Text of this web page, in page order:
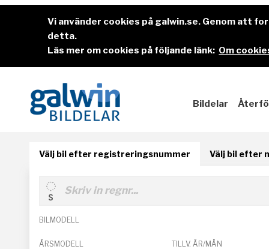
Vi använder cookies på galwin.se. Genom att
detta.
Läs mer om cookies på följande länk: Om
Bildelar
Välj bil efter registreringsnummer Välj bil efter
BILMODELL
ÅRSMODELL TILLV. ÅR/MÅN